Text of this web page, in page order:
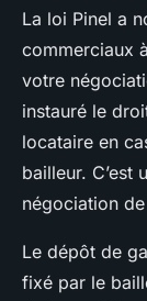
La loi Pinel a
commerciaux
votre
instauré le
locataire en
bailleur. C’est
négociation
Le dépôt de
fixé par le